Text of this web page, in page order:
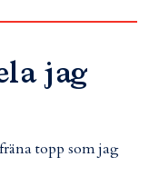
jag
topp som jag